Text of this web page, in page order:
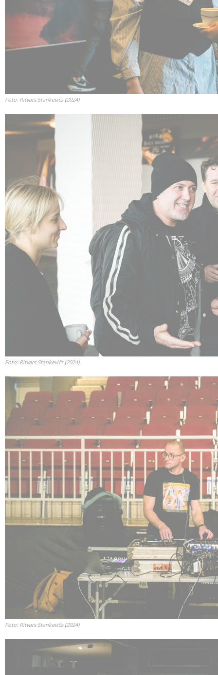
Foto: Ritvars Stankevičs (2024)
Foto: Ritvars Stankevičs (2024)
Foto: Ritvars Stankevičs (2024)